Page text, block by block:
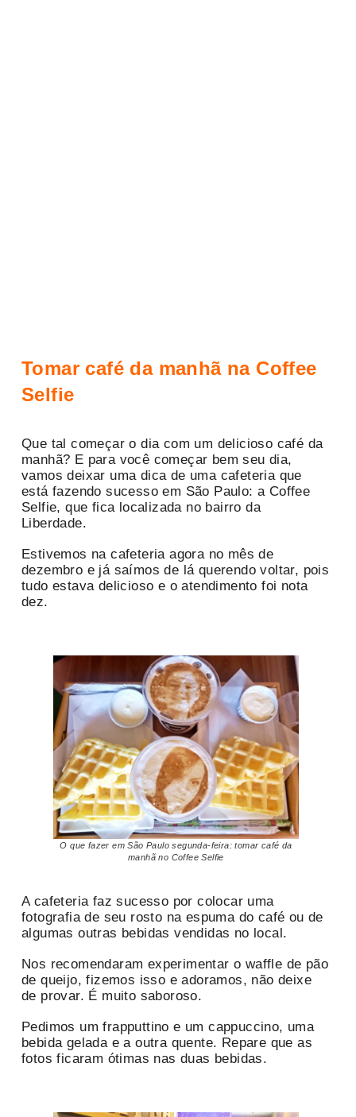
Tomar café da manhã na Coffee
Selfie
Que tal começar o dia com um delicioso café da
manhã? E para você começar bem seu dia,
vamos deixar uma dica de uma cafeteria que
está fazendo sucesso em São Paulo: a Coffee
Selfie, que fica localizada no bairro da
Liberdade.
Estivemos na cafeteria agora no mês de
dezembro e já saímos de lá querendo voltar, pois
tudo estava delicioso e o atendimento foi nota
dez.
O que fazer em São Paulo segunda-feira: tomar café da
manhã no Coffee Selfie
A cafeteria faz sucesso por colocar uma
fotografia de seu rosto na espuma do café ou de
algumas outras bebidas vendidas no local.
Nos recomendaram experimentar o waffle de pão
de queijo, fizemos isso e adoramos, não deixe
de provar. É muito saboroso.
Pedimos um frapputtino e um cappuccino, uma
bebida gelada e a outra quente. Repare que as
fotos ficaram ótimas nas duas bebidas.